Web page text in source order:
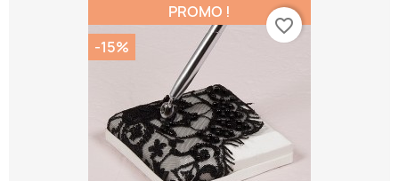
PROMO !
-15%
favorite_border